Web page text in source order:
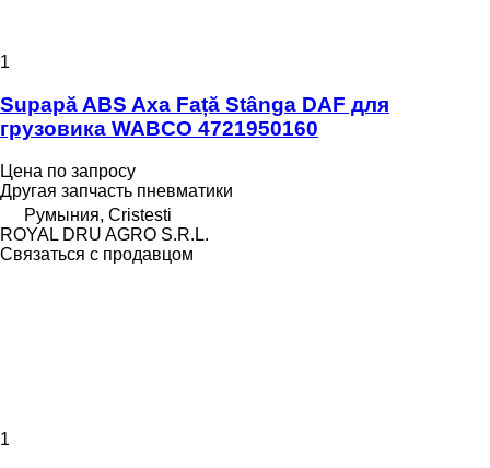
1
Supapă ABS Axa Față Stânga DAF для
грузовика WABCO 4721950160
Цена по запросу
Другая запчасть пневматики
Румыния, Cristesti
ROYAL DRU AGRO S.R.L.
Связаться с продавцом
1